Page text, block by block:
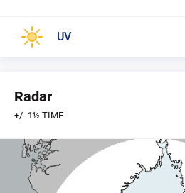
UV
Radar
+/- 1½ TIME